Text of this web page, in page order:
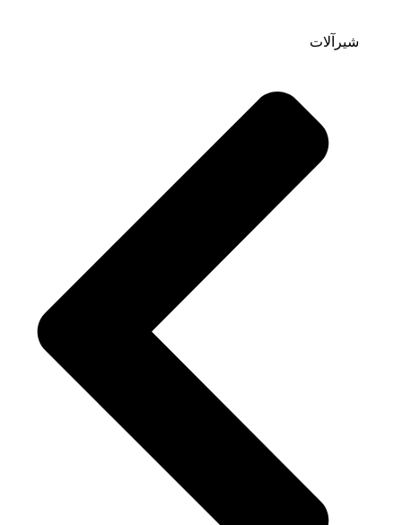
شیرآلات